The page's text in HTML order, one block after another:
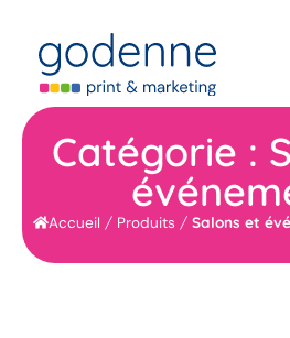
Catégorie :
Accueil / Produits / Salons et